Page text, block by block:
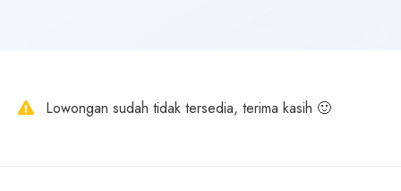
Lowongan sudah tidak tersedia, terima kasih 🙂